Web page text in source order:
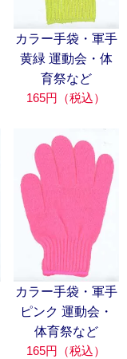
カラー手袋・軍手
黄緑 運動会・体
育祭など
165円（税込）
カラー手袋・軍手
ピンク 運動会・
体育祭など
165円（税込）